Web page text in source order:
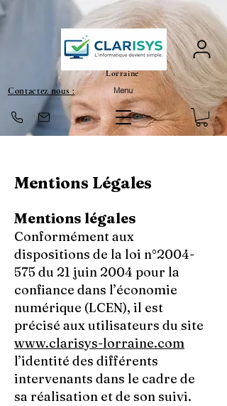
Contactez nous : Menu
Lorraine
Mentions Légales
Mentions légales
Conformément aux
dispositions de la loi n°2004-
575 du 21 juin 2004 pour la
confiance dans l’économie
numérique (LCEN), il est
précisé aux utilisateurs du site
www.clarisys-lorraine.com
l’identité des différents
intervenants dans le cadre de
sa réalisation et de son suivi.